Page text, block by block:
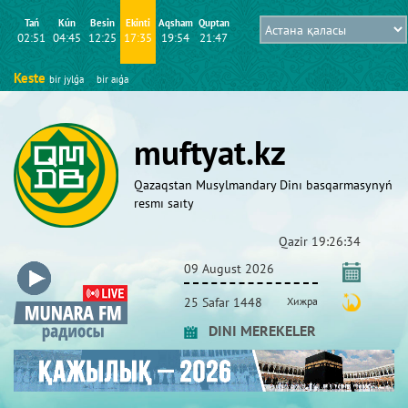
Tań
02:51
Kún
04:45
Besіn
12:25
Ekіntі
17:35
Aqsham
19:54
Quptan
21:47
Keste bіr jylǵa bіr aıǵa
muftyat.kz
Qazaqstan Musylmandary Dіnı basqarmasynyń
resmı saıty
Qazіr 19:26:35
09 August 2026
25 Safar 1448 Хижра
DINI MEREKELER